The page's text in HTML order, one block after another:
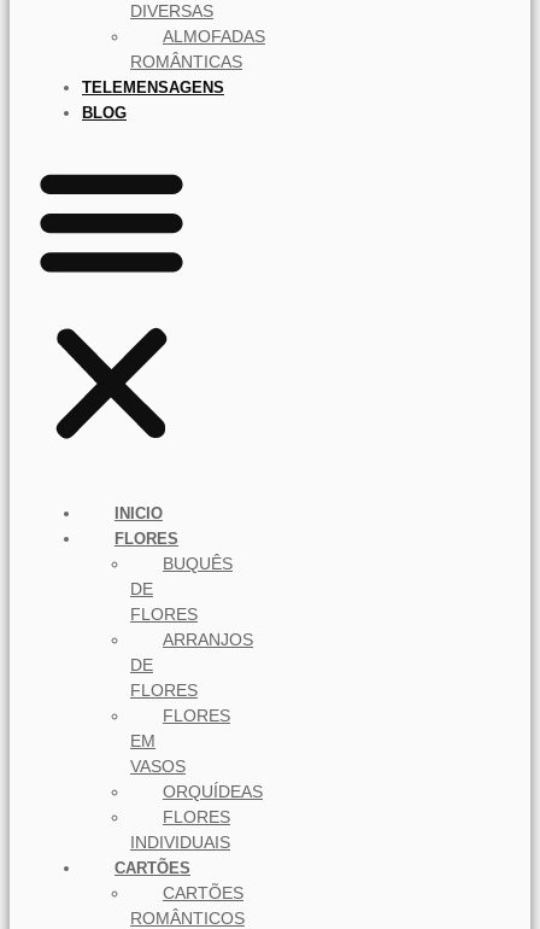
DIVERSAS
ALMOFADAS
ROMÂNTICAS
TELEMENSAGENS
BLOG
INICIO
FLORES
BUQUÊS
DE
FLORES
ARRANJOS
DE
FLORES
FLORES
EM
VASOS
ORQUÍDEAS
FLORES
INDIVIDUAIS
CARTÕES
CARTÕES
ROMÂNTICOS